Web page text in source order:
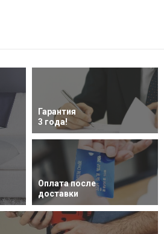
Гарантия
3 года!
Оплата после
доставки